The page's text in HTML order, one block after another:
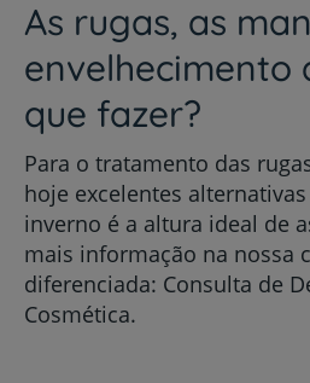
As rugas, as
envelhecimento
que fazer?
Para o tratamento das
hoje excelentes
inverno é a altura ideal de
mais informação na nossa
diferenciada: Consulta de
Cosmética.